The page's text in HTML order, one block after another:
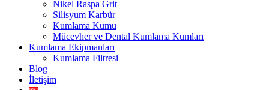
Nikel Raspa Grit
Silisyum Karbür
Kumlama Kumu
Mücevher ve Dental Kumlama Kumları
Kumlama Ekipmanları
Kumlama Filtresi
Blog
İletişim